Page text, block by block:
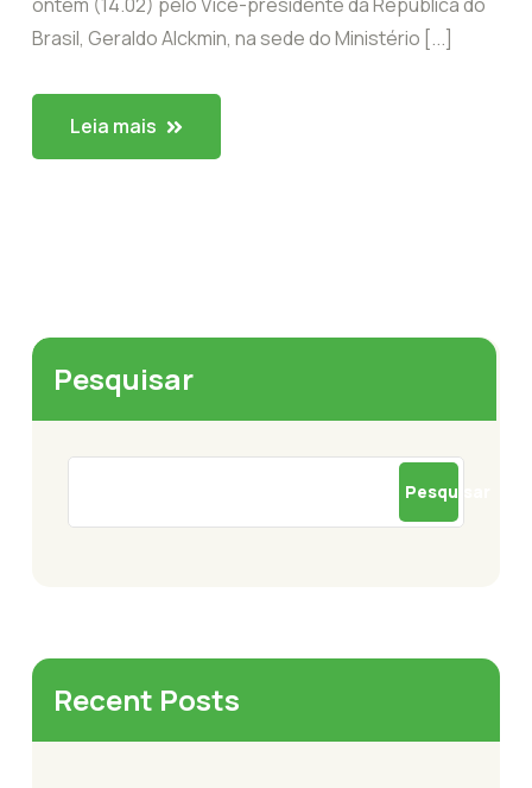
Brasil, Geraldo Alckmin, na sede do Ministério [...]
Leia mais
Pesquisar
Pesquisar
Recent Posts